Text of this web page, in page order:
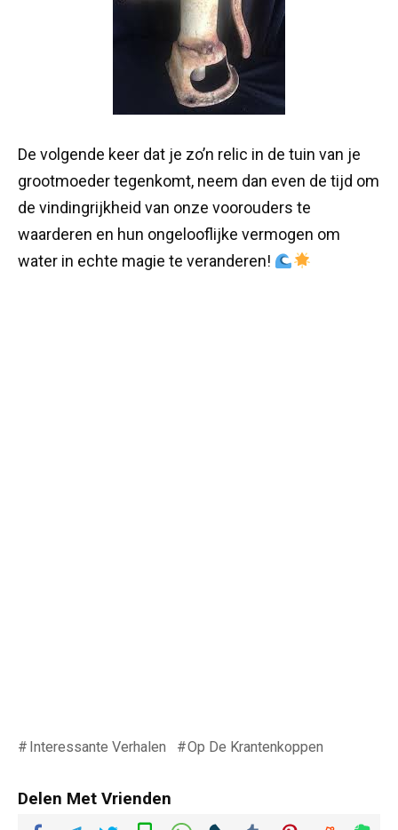
De volgende keer dat je zo’n relic in de tuin van je
grootmoeder tegenkomt, neem dan even de tijd om
de vindingrijkheid van onze voorouders te
waarderen en hun ongelooflijke vermogen om
water in echte magie te veranderen!
Interessante Verhalen Op De Krantenkoppen
Delen Met Vrienden